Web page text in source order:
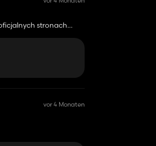
stronach
vor 4 Monaten